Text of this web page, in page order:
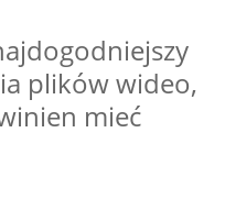
plików wideo,
mieć